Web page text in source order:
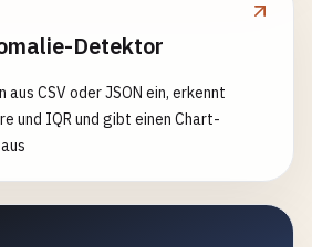
• Datentyp
• Werte berechnen:
"gesamt",
+ versand"}] • Zeilen filtern:
"filter_column": "status", "operator":
Detektor
CSV oder JSON ein, erkennt
und IQR und gibt einen Chart-